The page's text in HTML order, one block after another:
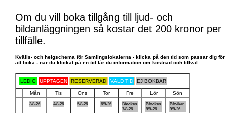
Om du vill boka tillgång till ljud- och
bildanläggningen så kostar det 200 kronor per
tillfälle.
Kvälls- och helgschema för Samlingslokalerna - klicka på den tid som passar dig för
att boka - när du klickat på en tid får du information om kostnad och tillval.
LEDIG UPPTAGEN RESERVERAD VALD TID EJ BOKBAR
Mån Tis Ons Tor Fre Lör
Sön
3/8-26 4/8-26 5/8-26 6/8-26
Båtviken
7/8-26
Båtviken
8/8-26
Båtviken
9/8-26